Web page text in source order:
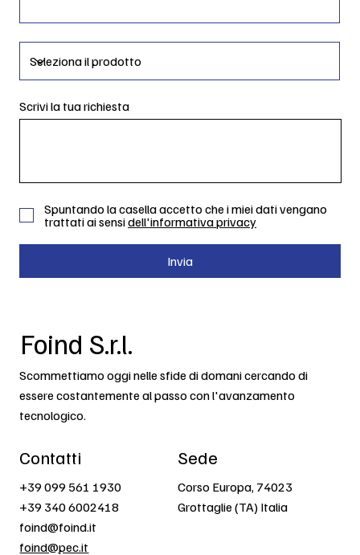
Scrivi la tua richiesta
Spuntando la casella accetto che i miei dati vengano
trattati ai sensidell'informativa privacy
Invia
Foind S.r.l.
Scommettiamo oggi nelle sfide di domani cercando di
essere costantemente al passo con l'avanzamento
tecnologico.
Contatti
+39 099 561 1930
+39 340 6002418
foind@foind.it
foind@pec.it
Sede
Corso Europa, 74023
Grottaglie (TA) Italia